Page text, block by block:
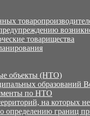
товарищества
объекты (НТО)
образований
по НТО
на которых
определению границ